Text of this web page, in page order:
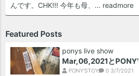
んです。CHK!!! 今年も母、... readmore
Featured Posts
ponys live show
Mar,06,2021と
PONY'STOY 0 3/7/2021